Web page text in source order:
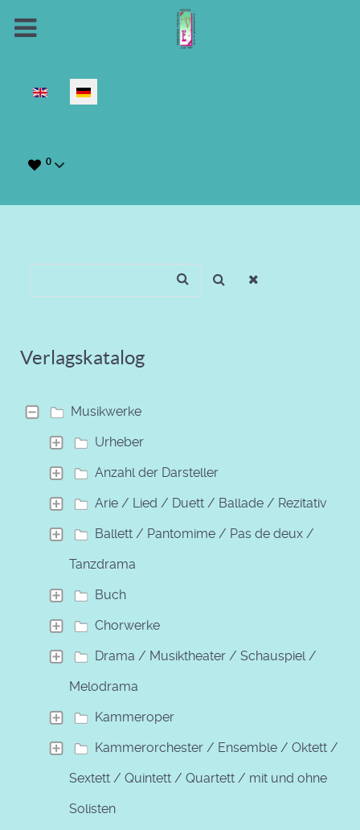
Sprache auswählen
0
Verlagskatalog
Musikwerke
Urheber
Anzahl der Darsteller
Arie / Lied / Duett / Ballade / Rezitativ
Ballett / Pantomime / Pas de deux /
Tanzdrama
Buch
Chorwerke
Drama / Musiktheater / Schauspiel /
Melodrama
Kammeroper
Kammerorchester / Ensemble / Oktett /
Sextett / Quintett / Quartett / mit und ohne
Solisten